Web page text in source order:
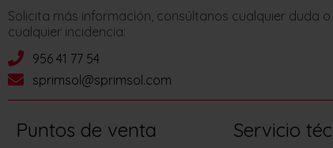
Solicita más información, consúltanos cualquier duda
cualquier incidencia:
956 41 77 54
sprimsol@sprimsol.com
Puntos de venta Servicio